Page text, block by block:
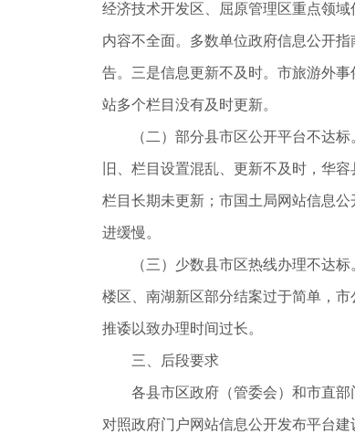
经济技术开发区、屈原管理区重点领
内容不全面。多数单位政府信息公开
告。三是信息更新不及时。市旅游外
站多个栏目没有及时更新。
（二）部分县市区公开平台不达
旧、栏目设置混乱、更新不及时，华
栏目长期未更新；市国土局网站信息
进缓慢。
（三）少数县市区热线办理不达
楼区、南湖新区部分结案过于简单，
推诿以致办理时间过长。
三、后段要求
各县市区政府（管委会）和市直
对照政府门户网站信息公开发布平台